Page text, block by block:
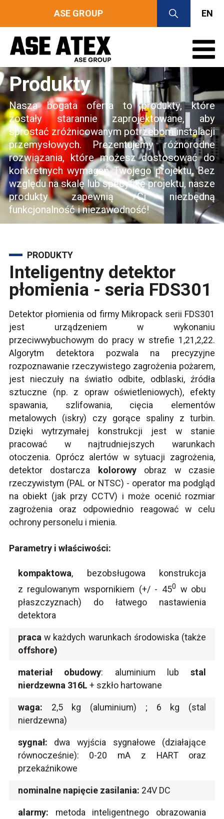
ASE GROUP EN
Produkty
Nasza bogata oferta to produkty, które
zostały starannie zaprojektowane, aby
sprostać zróżnicowanym potrzebom instalacji
przemysłowych. Prezentujemy różnorodne
rozwiązania, które możesz dostosować do
konkretnych wymagań Twojego projektu. Bez
względu na skalę lub specyfikę projektu, nasze
produkty zapewnią Ci niezbędną
funkcjonalność i niezawodność!
PRODUKTY
Inteligentny detektor
płomienia - seria FDS301
Detektor płomienia od firmy Mikropack serii FDS301
jest urządzeniem w wykonaniu
przeciwwybuchowym do pracy w strefie 1,21,2,22.
Algorytm detektora pozwala na precyzyjne
rozpoznawanie rzeczywistego zagrożenia pożarem,
jest nieczuły na światło odbite, odblaski, źródła
sztuczne (np. z opraw oświetleniowych), efekty
spawania, szlifowania, cięcia elementów
metalowych (iskry) czy gorące spaliny z turbin.
Dzięki wytrzymałej konstrukcji jest w stanie
pracować w najtrudniejszych warunkach
otoczenia. Oprócz alertów w sytuacji zagrożenia,
detektor dostarcza kolorowyobraz w czasie
rzeczywistym (PAL or NTSC) - operator ma podgląd
na obiekt (jak przy CCTV) i może ocenić rozmiar
zagrożenia oraz odpowiednio reagować w celu
ochrony personelu i mienia.
Parametry i właściwości:
kompaktowa, bezobsługowa konstrukcja
z regulowanym wspornikiem (+/ - 450 w obu
płaszczyznach) do łatwego nastawienia
detektora
pracaw każdych warunkach środowiska (także
offshore)
materiał obudowy: aluminium lubstal
nierdzewna 316L + szkło hartowane
waga: 2,5 kg (aluminium) ; 6 kg (stal
nierdzewna)
sygnał: dwa wyjścia sygnałowe (działające
równocześnie): 0-20 mA z HART oraz
przekaźnikowe
nominalne napięcie zasilania: 24V DC
alarmy: metoda inteligentnego obrazowania